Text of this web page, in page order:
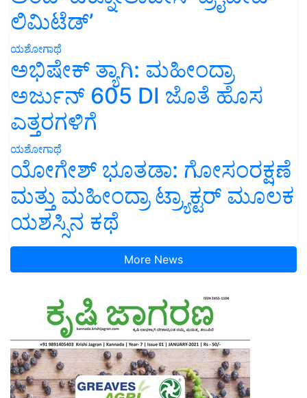
ಲಿಮಿಟೆಡ್’
ಯಶೋಗಾಥೆ
ಅಭಿಷೇಕ್ ತ್ಯಾಗಿ: ಮಹೀಂದ್ರಾ
ಅರ್ಜುನ್ 605 DI ಜೊತೆ ಹೊಸ
ಎತ್ತರಗಳಿಗೆ
ಯಶೋಗಾಥೆ
ಯೋಗೇಶ್ ಭೂತಡಾ: ಗೋಸಂರಕ್ಷಣೆ
ಮತ್ತು ಮಹೀಂದ್ರಾ ಟ್ರ್ಯಾಕ್ಟರ್ ಮೂಲಕ
ಯಶಸ್ಸಿನ ಕಥೆ
More News